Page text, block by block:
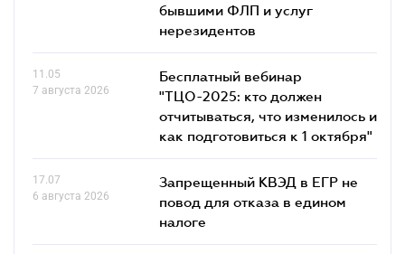
бывшими ФЛП и услуг
нерезидентов
11.05
7 августа 2026
Бесплатный вебинар
"ТЦО-2025: кто должен
отчитываться, что изменилось и
как подготовиться к 1 октября"
17.07
6 августа 2026
Запрещенный КВЭД в ЕГР не
повод для отказа в едином
налоге